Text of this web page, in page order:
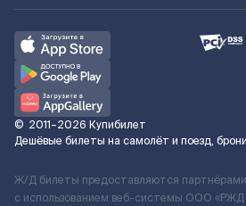
© 2011–2026 Купибилет
Дешёвые билеты на самолёт и поезд,
Ж/Д билеты предоставляются
с использованием веб-системы ООО